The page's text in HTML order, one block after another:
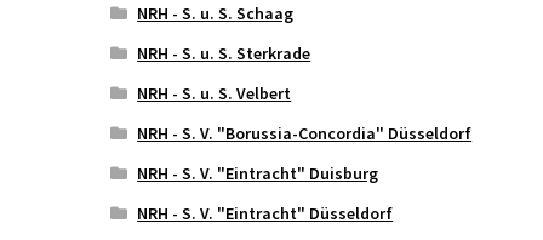
NRH - S. u. S. Schaag
NRH - S. u. S. Sterkrade
NRH - S. u. S. Velbert
NRH - S. V. "Borussia-Concordia" Düsseldorf
NRH - S. V. "Eintracht" Duisburg
NRH - S. V. "Eintracht" Düsseldorf